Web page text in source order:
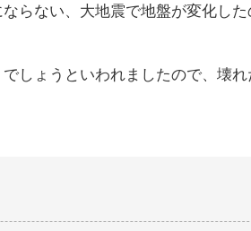
らない、大地震で地盤が変化し
しょうといわれましたので、壊